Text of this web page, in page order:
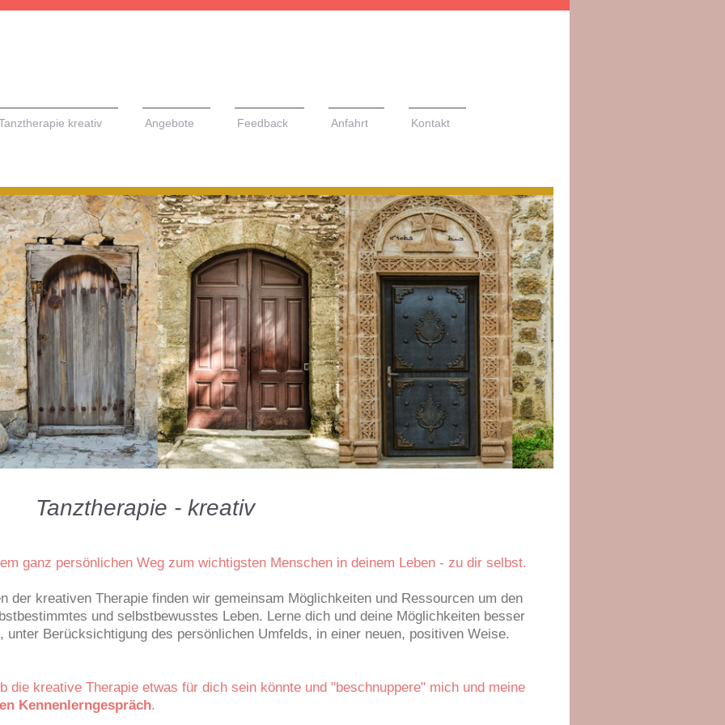
kreativ Angebote Feedback Anfahrt Kontakt
- kreativ
ganz persönlichen Weg zum wichtigsten Menschen in deinem Leben - zu dir selbst.
der kreativen Therapie finden wir gemeinsam Möglichkeiten und Ressourcen um den
und selbstbewusstes Leben. Lerne dich und deine Möglichkeiten besser
unter Berücksichtigung des persönlichen Umfelds, in einer neuen, positiven Weise.
die kreative Therapie etwas für dich sein könnte und "beschnuppere" mich und meine
Kennenlerngespräch.